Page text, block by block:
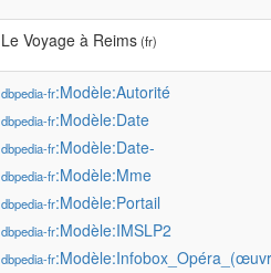
Le Voyage à Reims(fr)
dbpedia-fr:Modèle:Autorité
dbpedia-fr:Modèle:Date
dbpedia-fr:Modèle:Date-
dbpedia-fr:Modèle:Mme
dbpedia-fr:Modèle:Portail
dbpedia-fr:Modèle:IMSLP2
dbpedia-fr